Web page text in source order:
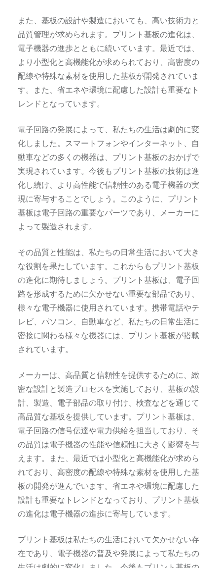
また、基板の設計や製造においても、高い技術力と
品質管理が求められます。プリント基板の進化は、
電子機器の進歩とともに続いています。最近では、
より小型化と高機能化が求められており、高密度の
配線や特殊な素材を使用した基板が開発されていま
す。また、省エネや環境に配慮した設計も重要なト
レンドとなっています。
電子回路の発展によって、私たちの生活は劇的に変
化しました。スマートフォンやインターネット、自
動車などの多くの機器は、プリント基板のおかげで
実現されています。今後もプリント基板の技術は進
化し続け、より高性能で信頼性のある電子機器の実
現に寄与することでしょう。このように、プリント
基板は電子回路の重要なパーツであり、メーカーに
よって製造されます。
その品質と性能は、私たちの日常生活において大き
な役割を果たしています。これからもプリント基板
の進化に期待しましょう。プリント基板は、電子回
路を形成するために欠かせない重要な部品であり、
様々な電子機器に使用されています。携帯電話やテ
レビ、パソコン、自動車など、私たちの日常生活に
密接に関わる様々な機器には、プリント基板が搭載
されています。
メーカーは、高品質と信頼性を提供するために、緻
密な設計と製造プロセスを実施しており、基板の設
計、製造、電子部品の取り付け、検査などを通じて
高品質な基板を提供しています。プリント基板は、
電子回路の信号伝達や電力供給を担当しており、そ
の品質は電子機器の性能や信頼性に大きく影響を与
えます。また、最近では小型化と高機能化が求めら
れており、高密度の配線や特殊な素材を使用した基
板の開発が進んでいます。省エネや環境に配慮した
設計も重要なトレンドとなっており、プリント基板
の進化は電子機器の進歩に寄与しています。
プリント基板は私たちの生活において欠かせない存
在であり、電子機器の普及や発展によって私たちの